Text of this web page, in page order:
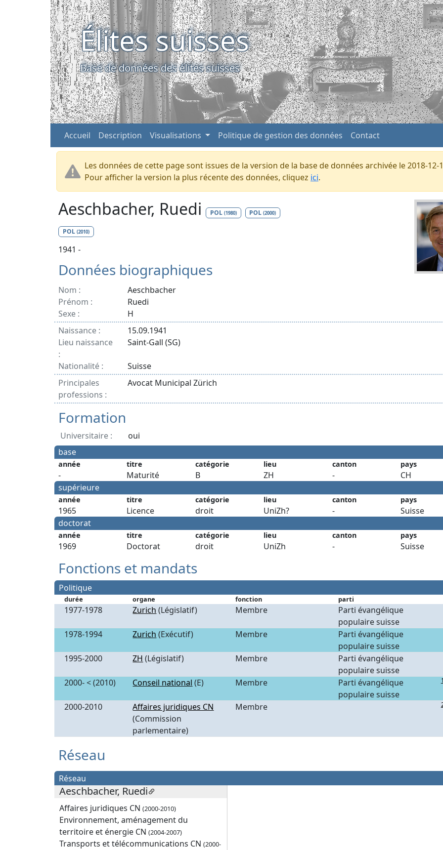
Élites suisses
Base de données des élites suisses
Accueil Description Visualisations Politique de gestion des données Contact
Les données de cette page sont issues de la version de la base de données archivée le 2018-12-
Pour afficher la version la plus récente des données, cliquez ici.
Aeschbacher, Ruedi POL (1980) POL(2000)
POL (2010)
1941 -
Données biographiques
Nom :
Aeschbacher
Prénom :
Ruedi
Sexe :
H
Naissance :
15.09.1941
Lieu naissance
:
Saint-Gall (SG)
Nationalité :
Suisse
Principales
professions :
Avocat Municipal Zürich
Formation
Universitaire :
oui
base
année titre catégorie lieu canton pays
- Maturité B ZH -
CH
supérieure
année titre catégorie lieu canton pays
1965 Licence droit UniZh? -
Suisse
doctorat
année titre catégorie lieu canton pays
1969 Doctorat droit UniZh - Suisse
Fonctions et mandats
Politique
durée organe fonction parti
1977-1978 Zurich (Législatif) Membre
Parti évangélique
populaire suisse
1978-1994
Zurich (Exécutif) Membre
Parti évangélique
populaire suisse
1995-2000
ZH (Législatif) Membre
Parti évangélique
populaire suisse
2000- < (2010)
Conseil national (E) Membre
Parti évangélique
populaire suisse
2000-2010
Affaires juridiques CN
(Commission
parlementaire)
Membre
Réseau
Réseau
Aeschbacher, Ruedi
Affaires juridiques CN (2000-2010)
Environnement, aménagement du
territoire et énergie CN (2004-2007)
Transports et télécommunications CN (2000-